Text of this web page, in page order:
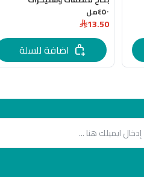
٤٥٠مل
13.50
اضافة للسلة